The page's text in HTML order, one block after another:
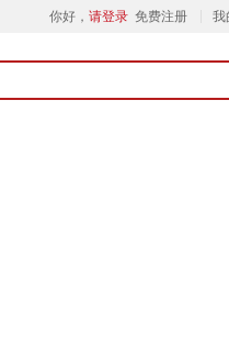
你好， 请登录 免费注册 我